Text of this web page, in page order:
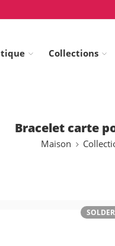
Collections
Bracelet carte
Maison
SOLDER